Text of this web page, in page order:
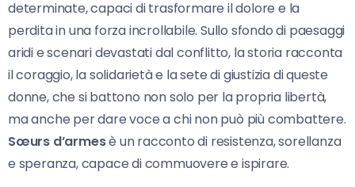
determinate, capaci di trasformare il dolore e la
perdita in una forza incrollabile. Sullo sfondo di paesaggi
aridi e scenari devastati dal conflitto, la storia racconta
il coraggio, la solidarietà e la sete di giustizia di queste
donne, che si battono non solo per la propria libertà,
ma anche per dare voce a chi non può più combattere.
Sœurs d’armesè un racconto di resistenza, sorellanza
e speranza, capace di commuovere e ispirare.